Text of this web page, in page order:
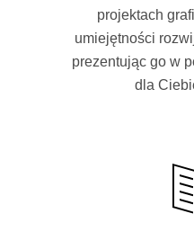
projektach
umiejętności
prezentując go w
dla